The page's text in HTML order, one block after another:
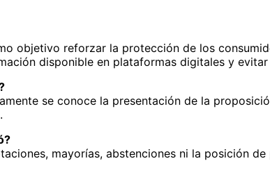
objetivo reforzar la protección de los
disponible en plataformas digitales y
se conoce la presentación de la
mayorías, abstenciones ni la posición